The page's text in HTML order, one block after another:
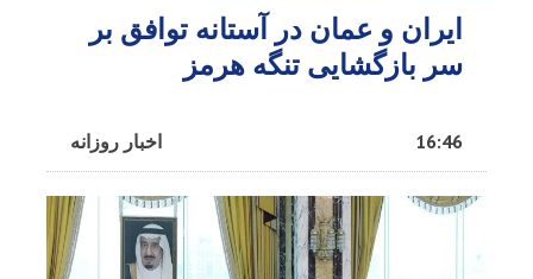
ایران و عمان در آستانه توافق بر
سر بازگشایی تنگه هرمز
اخبار روزانه 16:46